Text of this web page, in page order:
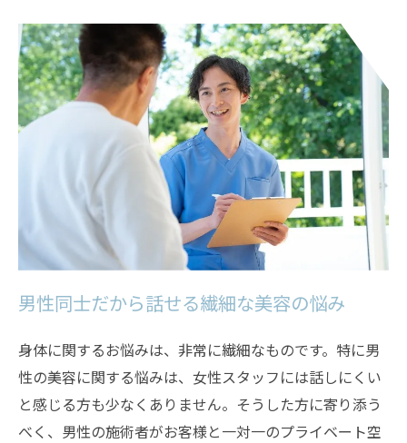
男性同士だから話せる繊細な美容の悩み
身体に関するお悩みは、非常に繊細なものです。特に男
性の美容に関する悩みは、女性スタッフには話しにくい
と感じる方も少なくありません。そうした方に寄り添う
べく、男性の施術者がお客様と一対一のプライベート空